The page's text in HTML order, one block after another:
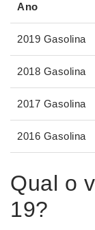
Ano
2019 Gasolina
2018 Gasolina
2017 Gasolina
2016 Gasolina
Qual o
19?